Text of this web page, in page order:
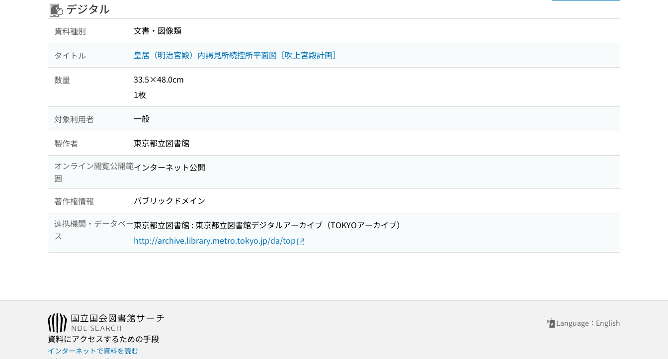
デジタル
資料種別 文書・図像類
タイトル 皇居（明治宮殿）内謁見所続控所平面図［吹上宮殿計画］
数量
33.5×48.0cm
1枚
対象利用者 一般
製作者
東京都立図書館
オンライン閲覧公開範
囲
インターネット公開
著作権情報
パブリックドメイン
連携機関・データベー
ス
東京都立図書館 : 東京都立図書館デジタルアーカイブ（TOKYOアーカイブ）
http://archive.library.metro.tokyo.jp/da/top
Language：English
資料にアクセスするための手段
インターネットで資料を読む